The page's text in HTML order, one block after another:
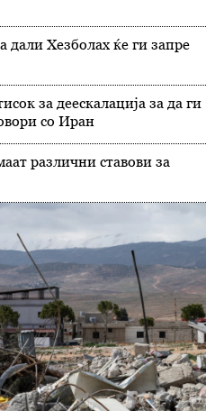
дали Хезболах ќе ги запре
за деескалација за да ги
со Иран
различни ставови за